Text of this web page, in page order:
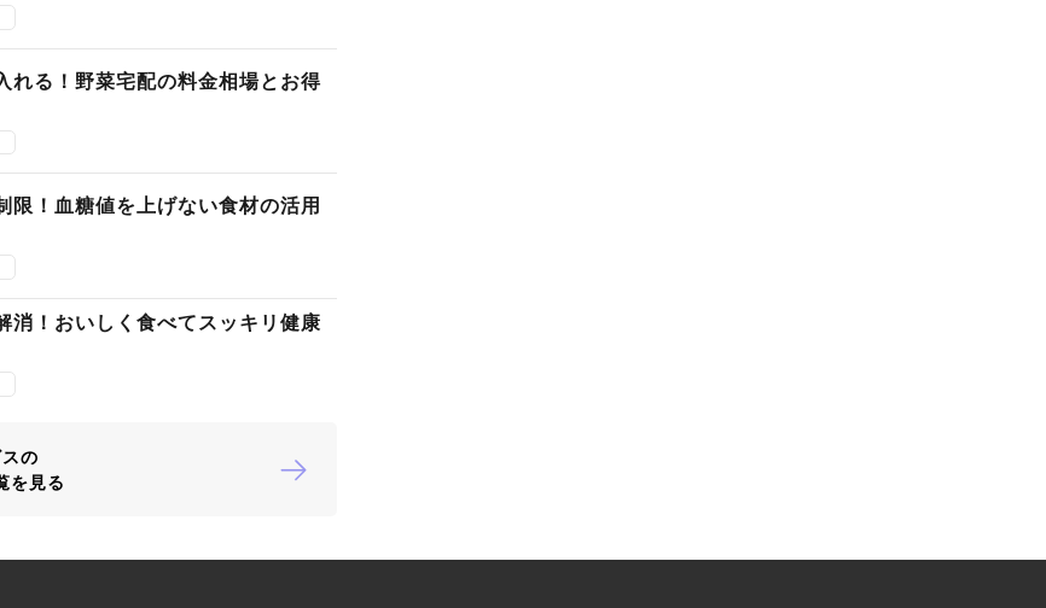
れる！野菜宅配の料金相場とお得
限！血糖値を上げない食材の活用
消！おいしく食べてスッキリ健康
の
を見る